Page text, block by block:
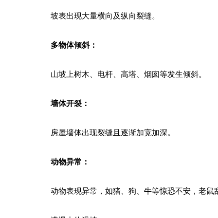
坡表出现大量横向及纵向裂缝。
多物体倾斜：
山坡上树木、电杆、高塔、烟囱等发生倾斜。
墙体开裂：
房屋墙体出现裂缝且逐渐加宽加深。
动物异常：
动物表现异常，如猪、狗、牛等惊恐不安，老鼠